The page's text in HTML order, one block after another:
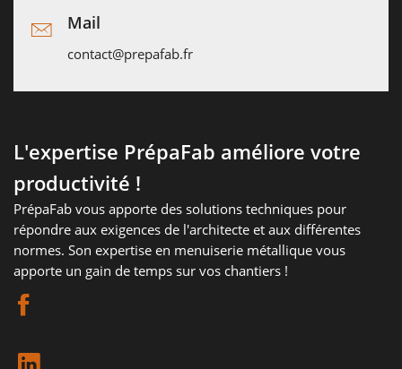
Mail
contact@prepafab.fr
L'expertise PrépaFab améliore votre
productivité !
PrépaFab vous apporte des solutions techniques pour
répondre aux exigences de l'architecte et aux différentes
normes. Son expertise en menuiserie métallique vous
apporte un gain de temps sur vos chantiers !